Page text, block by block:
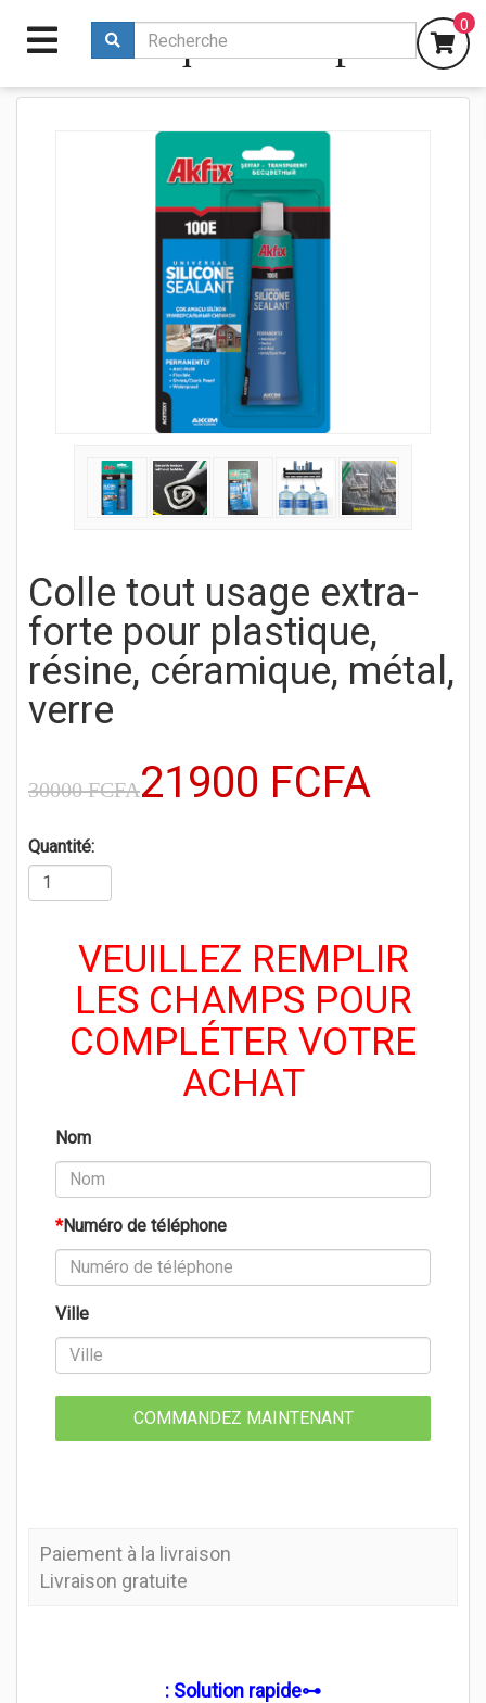
affrique multiple 0
Colle tout usage extra-
forte pour plastique,
résine, céramique, métal,
verre
30000 FCFA21900 FCFA
Quantité:
VEUILLEZ REMPLIR
LES CHAMPS POUR
COMPLÉTER VOTRE
ACHAT
Nom
Numéro de téléphone
*
Ville
COMMANDEZ MAINTENANT
Paiement à la livraison
Livraison gratuite
⊷Solution rapide :